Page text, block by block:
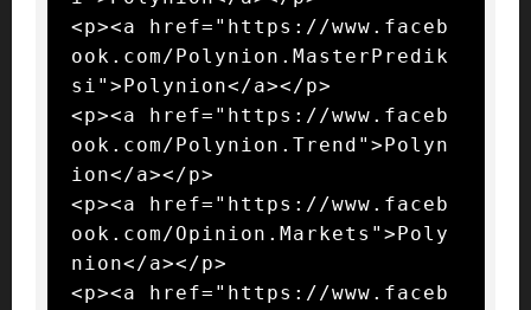
<p><a href="https://www.faceb
ook.com/Polynion.MasterPredik
si">Polynion</a></p>
<p><a href="https://www.faceb
ook.com/Polynion.Trend">Polyn
ion</a></p>
<p><a href="https://www.faceb
ook.com/Opinion.Markets">Poly
nion</a></p>
<p><a href="https://www.faceb